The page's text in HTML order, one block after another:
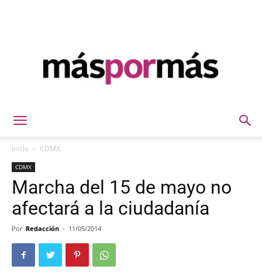
Inicio CDMX
CDMX
Marcha del 15 de mayo no
afectará a la ciudadanía
Por Redacción - 11/05/2014